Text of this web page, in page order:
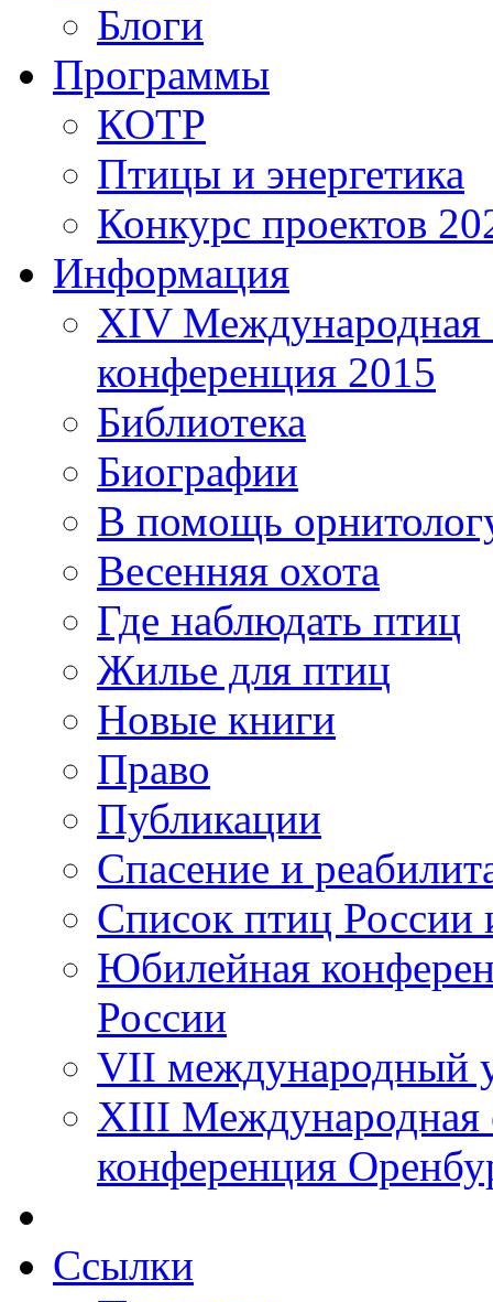
Блоги
Программы
КОТР
Птицы и энергетика
Конкурс проектов
Информация
XIV Международная
конференция 2015
Библиотека
Биографии
В помощь
Весенняя охота
Где наблюдать птиц
Жилье для птиц
Новые книги
Право
Публикации
Спасение и
Список птиц России
Юбилейная
России
VII международный
XIII Международная
конференция
Ссылки